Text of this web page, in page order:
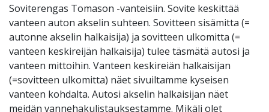
Soviterengas Tomason -vanteisiin. Sovite keskittää
vanteen auton akselin suhteen. Sovitteen sisämitta (=
autonne akselin halkaisija) ja sovitteen ulkomitta (=
vanteen keskireijän halkaisija) tulee täsmätä autosi ja
vanteen mittoihin. Vanteen keskireiän halkaisijan
(=sovitteen ulkomitta) näet sivuiltamme kyseisen
vanteen kohdalta. Autosi akselin halkaisijan näet
meidän vannehakulistauksestamme. Mikäli olet